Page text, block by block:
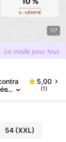
1/7
5,00
(1)
54 (XXL)